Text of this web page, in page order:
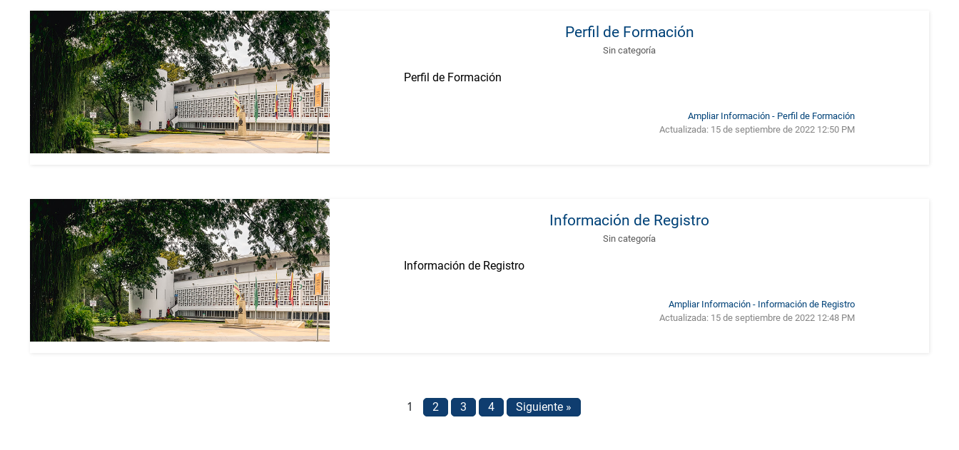
Perfil de Formación
Sin categoría
Perfil de Formación
Ampliar Información - Perfil de Formación
Actualizada: 15 de septiembre de 2022 12:50 PM
Información de Registro
Sin categoría
Información de Registro
Ampliar Información - Información de Registro
Actualizada: 15 de septiembre de 2022 12:48 PM
1 2 3 4 Siguiente »